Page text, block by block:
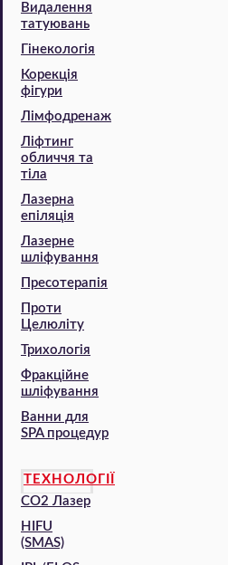
Видалення
татуювань
Гінекологія
Корекція
фігури
Лімфодренаж
Ліфтинг
обличчя та
тіла
Лазерна
епіляція
Лазерне
шліфування
Пресотерапія
Проти
Целюліту
Трихологія
Фракційне
шліфування
Ванни для
SPA процедур
ТЕХНОЛОГІЇ
CO2 Лазер
HIFU
(SMAS)